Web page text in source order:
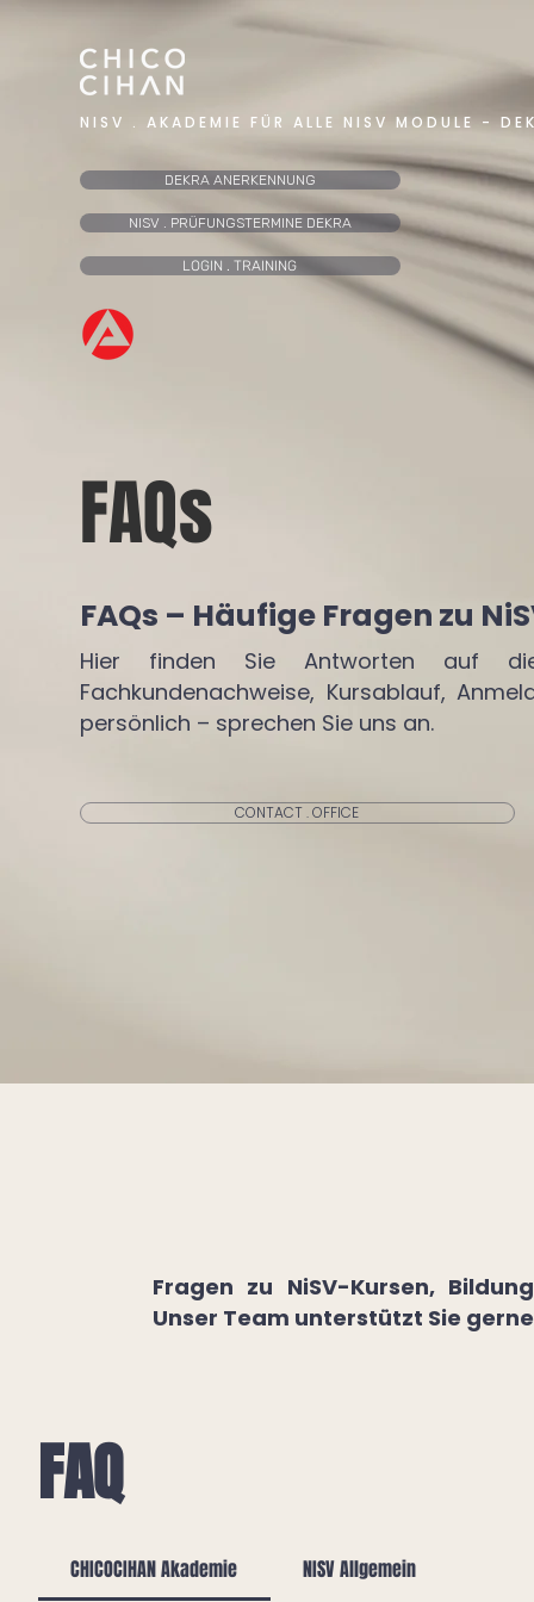
NISV . AKADEMIE FÜR ALLE NISV MODULE -
DEKRA ANERKENNUNG
NISV . PRÜFUNGSTERMINE DEKRA
LOGIN . TRAINING
FAQs
FAQs – Häufige Fragen zu
Hier finden Sie Antworten auf
Fachkundenachweise, Kursablauf,
persönlich – sprechen Sie uns an.
CONTACT . OFFICE
Fragen zu NiSV-Kursen,
Unser Team unterstützt Sie
FAQ
CHICOCIHAN Akademie NISV Allgemein